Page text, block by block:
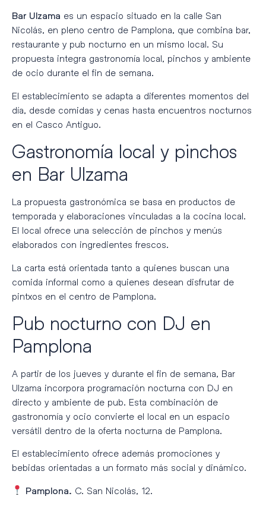
Bar Ulzama es un espacio situado en la calle San
Nicolás, en pleno centro de Pamplona, que combina bar,
restaurante y pub nocturno en un mismo local. Su
propuesta integra gastronomía local, pinchos y ambiente
de ocio durante el fin de semana.
El establecimiento se adapta a diferentes momentos del
día, desde comidas y cenas hasta encuentros nocturnos
en el Casco Antiguo.
Gastronomía local y pinchos
en Bar Ulzama
La propuesta gastronómica se basa en productos de
temporada y elaboraciones vinculadas a la cocina local.
El local ofrece una selección de pinchos y menús
elaborados con ingredientes frescos.
La carta está orientada tanto a quienes buscan una
comida informal como a quienes desean disfrutar de
pintxos en el centro de Pamplona.
Pub nocturno con DJ en
Pamplona
A partir de los jueves y durante el fin de semana, Bar
Ulzama incorpora programación nocturna con DJ en
directo y ambiente de pub. Esta combinación de
gastronomía y ocio convierte el local en un espacio
versátil dentro de la oferta nocturna de Pamplona.
El establecimiento ofrece además promociones y
bebidas orientadas a un formato más social y dinámico.
Pamplona. C. San Nicolás, 12.